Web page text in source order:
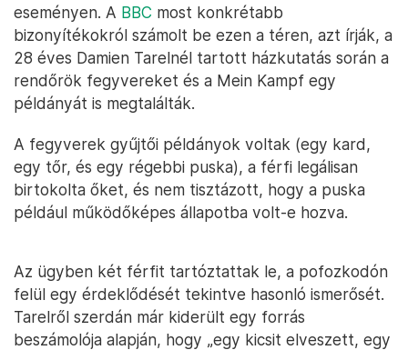
eseményen. A BBC most konkrétabb
bizonyítékokról számolt be ezen a téren, azt írják, a
28 éves Damien Tarelnél tartott házkutatás során a
rendőrök fegyvereket és a Mein Kampf egy
példányát is megtalálták.
A fegyverek gyűjtői példányok voltak (egy kard,
egy tőr, és egy régebbi puska), a férfi legálisan
birtokolta őket, és nem tisztázott, hogy a puska
például működőképes állapotba volt-e hozva.
Az ügyben két férfit tartóztattak le, a pofozkodón
felül egy érdeklődését tekintve hasonló ismerősét.
Tarelről szerdán már kiderült egy forrás
beszámolója alapján, hogy „egy kicsit elveszett, egy